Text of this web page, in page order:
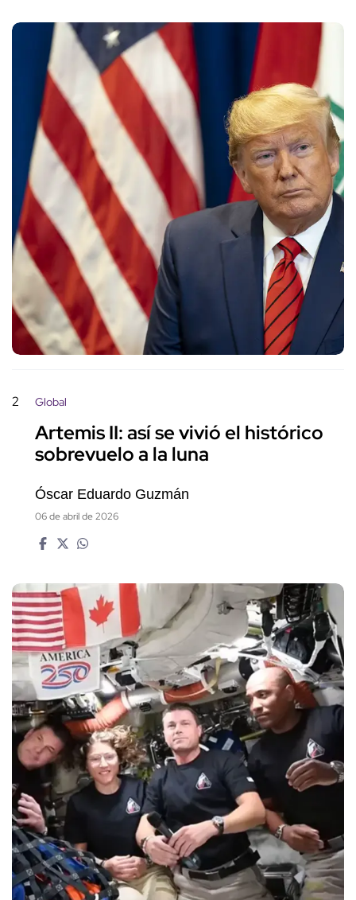
2 Global
Artemis II: así se vivió el histórico
sobrevuelo a la luna
Óscar Eduardo Guzmán
06 de abril de 2026